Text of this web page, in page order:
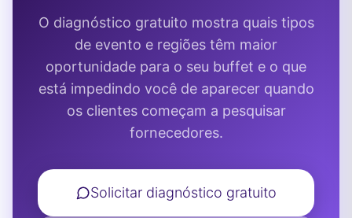
O diagnóstico gratuito mostra quais tipos
de evento e regiões têm maior
oportunidade para o seu buffet e o que
está impedindo você de aparecer quando
os clientes começam a pesquisar
fornecedores.
Solicitar diagnóstico gratuito